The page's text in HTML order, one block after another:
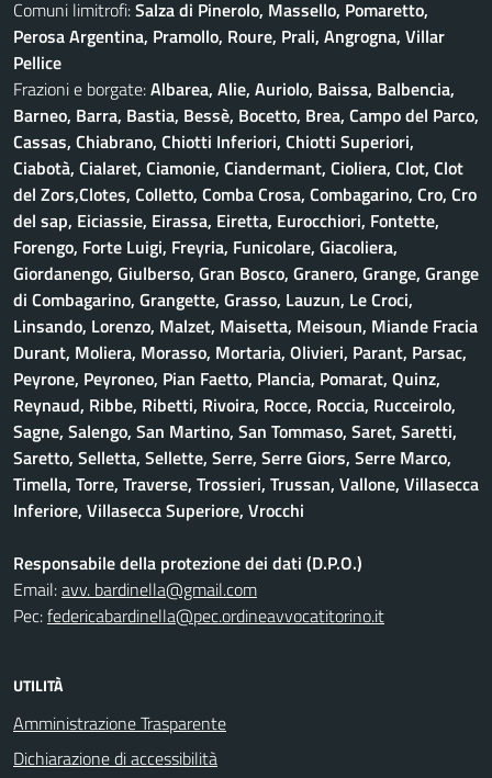
Comuni limitrofi:Salza di Pinerolo, Massello, Pomaretto,
Perosa Argentina, Pramollo, Roure, Prali, Angrogna, Villar
Pellice
Frazioni e borgate:Albarea, Alie, Auriolo, Baissa, Balbencia,
Barneo, Barra, Bastia, Bessè, Bocetto, Brea, Campo del Parco,
Cassas, Chiabrano, Chiotti Inferiori, Chiotti Superiori,
Ciabotà, Cialaret, Ciamonie, Ciandermant, Cioliera, Clot, Clot
del Zors,Clotes, Colletto, Comba Crosa, Combagarino, Cro, Cro
del sap, Eiciassie, Eirassa, Eiretta, Eurocchiori, Fontette,
Forengo, Forte Luigi, Freyria, Funicolare, Giacoliera,
Giordanengo, Giulberso, Gran Bosco, Granero, Grange, Grange
di Combagarino, Grangette, Grasso, Lauzun, Le Croci,
Linsando, Lorenzo, Malzet, Maisetta, Meisoun, Miande Fracia
Durant, Moliera, Morasso, Mortaria, Olivieri, Parant, Parsac,
Peyrone, Peyroneo, Pian Faetto, Plancia, Pomarat, Quinz,
Reynaud, Ribbe, Ribetti, Rivoira, Rocce, Roccia, Rucceirolo,
Sagne, Salengo, San Martino, San Tommaso, Saret, Saretti,
Saretto, Selletta, Sellette, Serre, Serre Giors, Serre Marco,
Timella, Torre, Traverse, Trossieri, Trussan, Vallone, Villasecca
Inferiore, Villasecca Superiore, Vrocchi
Responsabile della protezione dei dati (D.P.O.)
Email:avv. bardinella@gmail.com
Pec:federicabardinella@pec.ordineavvocatitorino.it
UTILITÀ
Amministrazione Trasparente
Dichiarazione di accessibilità